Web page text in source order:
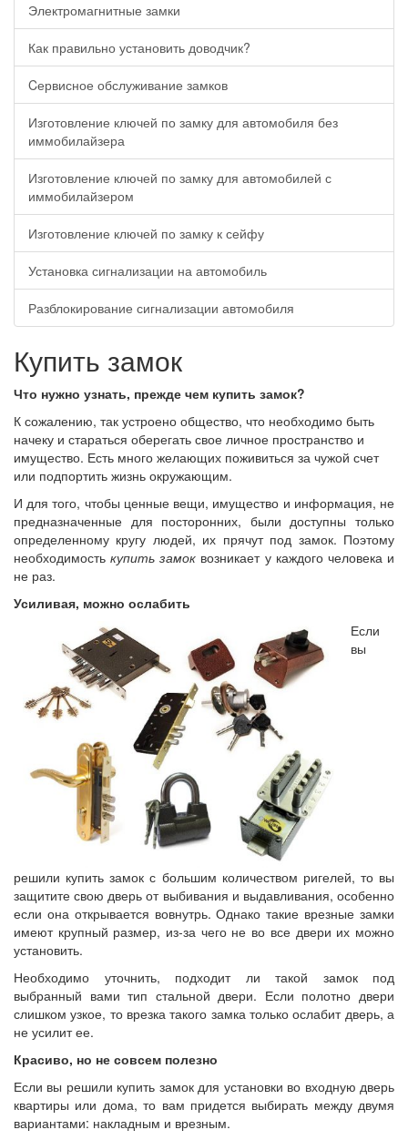
Электромагнитные замки
Как правильно установить доводчик?
Cервисное обслуживание замков
Изготовление ключей по замку для автомобиля без
иммобилайзера
Изготовление ключей по замку для автомобилей с
иммобилайзером
Изготовление ключей по замку к сейфу
Установка сигнализации на автомобиль
Разблокирование сигнализации автомобиля
Купить замок
Что нужно узнать, прежде чем купить замок?
К сожалению, так устроено общество, что необходимо быть
начеку и стараться оберегать свое личное пространство и
имущество. Есть много желающих поживиться за чужой счет
или подпортить жизнь окружающим.
И для того, чтобы ценные вещи, имущество и информация, не
предназначенные для посторонних, были доступны только
определенному кругу людей, их прячут под замок. Поэтому
необходимостькупить замок возникает у каждого человека и
не раз.
Усиливая, можно ослабить
Если
вы
решили купить замок с большим количеством ригелей, то вы
защитите свою дверь от выбивания и выдавливания, особенно
если она открывается вовнутрь. Однако такие врезные замки
имеют крупный размер, из-за чего не во все двери их можно
установить.
Необходимо уточнить, подходит ли такой замок под
выбранный вами тип стальной двери. Если полотно двери
слишком узкое, то врезка такого замка только ослабит дверь, а
не усилит ее.
Красиво, но не совсем полезно
Если вы решили купить замок для установки во входную дверь
квартиры или дома, то вам придется выбирать между двумя
вариантами: накладным и врезным.